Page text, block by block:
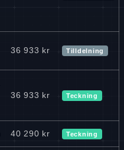
36 933 kr Tilldelning
36 933 kr Teckning
40 290 kr Teckning